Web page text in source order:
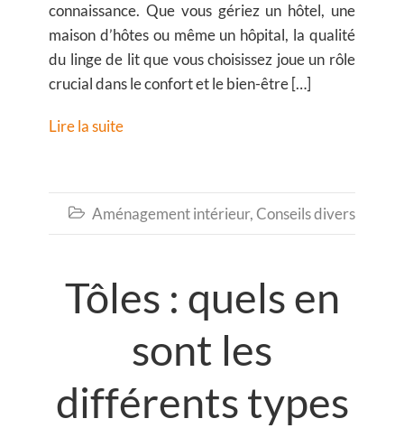
connaissance. Que vous gériez un hôtel, une
maison d’hôtes ou même un hôpital, la qualité
du linge de lit que vous choisissez joue un rôle
crucial dans le confort et le bien-être […]
Lire la suite
 Aménagement intérieur,Conseils divers
Tôles : quels en
sont les
différents types